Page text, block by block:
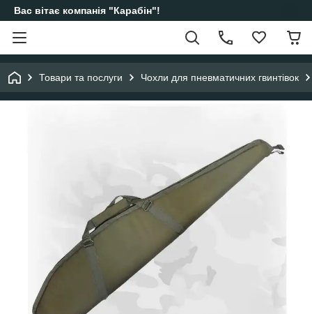
Вас вітає компанія "Карабін"!
Товари та послуги Чохли для пневматичних гвинтівок